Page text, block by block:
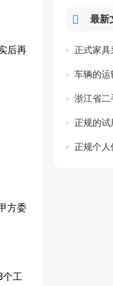
后再
方委
个工
最新
正式家具
车辆的运
浙江省二
正规的
正规个人